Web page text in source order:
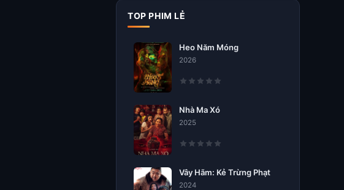
TOP PHIM LẺ
Heo Năm Móng
2026
Nhà Ma Xó
2025
Vây Hãm: Kẻ Trừng Phạt
2024